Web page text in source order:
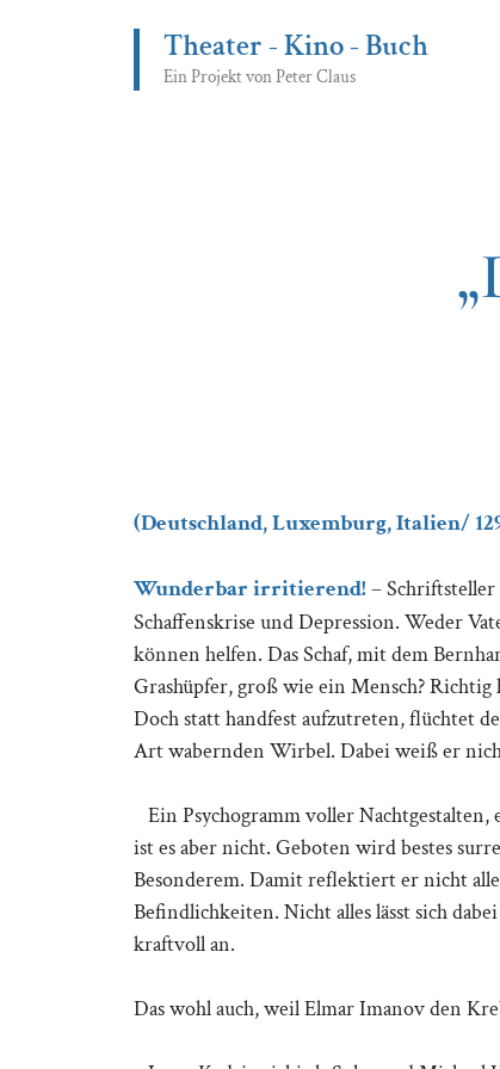
Theater - Kino - Buch
Ein Projekt von Peter Claus
(Deutschland, Luxemburg, Italien/
Wunderbar irritierend! –
Schaffenskrise und Depression. Weder
können helfen. Das Schaf, mit dem
Grashüpfer, groß wie ein Mensch?
Doch statt handfest aufzutreten, flüchtet
Art wabernden Wirbel. Dabei weiß er
Ein Psychogramm voller
ist es aber nicht. Geboten wird bestes
Besonderem. Damit reflektiert er nicht
Befindlichkeiten. Nicht alles lässt sich
kraftvoll an.
Das wohl auch, weil Elmar Imanov den